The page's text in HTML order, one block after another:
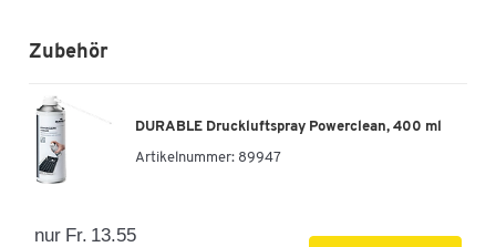
Zubehör
DURABLE Druckluftspray Powerclean, 400 ml
Artikelnummer: 89947
nur Fr. 13.55